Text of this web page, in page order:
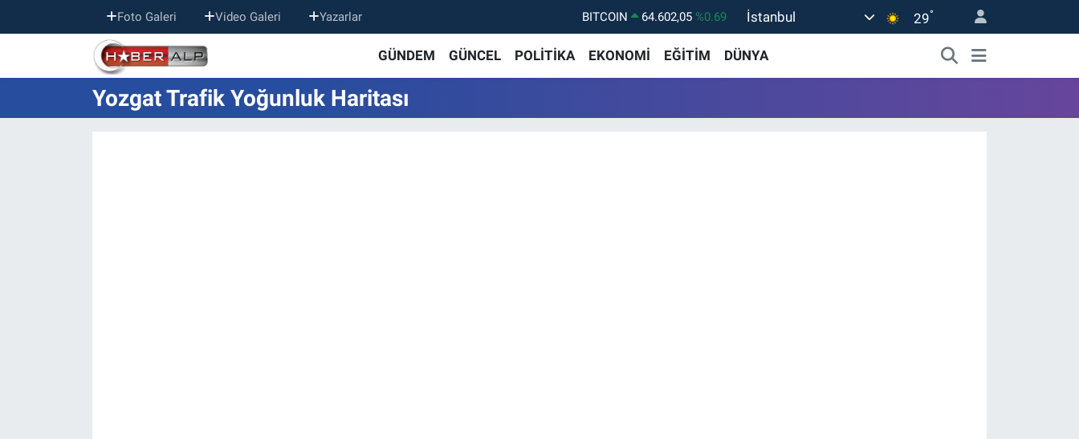
Foto Galeri Video Galeri Yazarlar BITCOIN 64.602,05 %0.69
47,6006
%0.06
EURO
55,0250 %0.02
İstanbul 29°
GÜNDEM GÜNCEL POLİTİKA EKONOMİ EĞİTİM DÜNYA
Yozgat Trafik Yoğunluk Haritası
Nöbetçi Eczaneler
Hava Durumu